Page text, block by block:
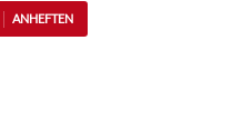
ANHEFTEN